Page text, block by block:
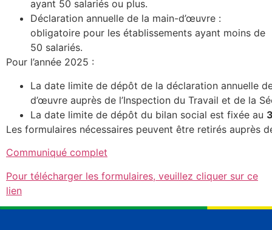
ayant 50 salariés ou plus.
Déclaration annuelle de la main-d’œuvre :
obligatoire pour les établissements ayant moins de
50 salariés.
Pour l’année 2025 :
La date limite de dépôt de la déclaration annuelle
d’œuvre auprès de l’Inspection du Travail et de la
La date limite de dépôt du bilan social est fixée au
Les formulaires nécessaires peuvent être retirés auprès
Communiqué complet
Pour télécharger les formulaires, veuillez cliquer sur ce
lien